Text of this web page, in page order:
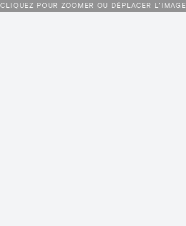
CLIQUEZ POUR ZOOMER OU DÉPLACER L'IMAGE